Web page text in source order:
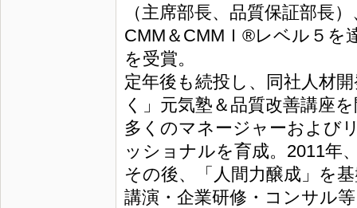
（主席部長、品質保証部長
CMM＆CMMＩ®レベル５を
を受賞。
定年後も続投し、同社人材
く」元気塾＆品質改善講座
多くのマネージャーおよび
ッショナルを育成。2011年
その後、「人間力醸成」を
講演・企業研修・コンサル